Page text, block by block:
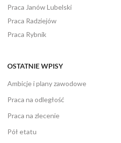
Praca Janów Lubelski
Praca Radziejów
Praca Rybnik
OSTATNIE WPISY
Ambicje i plany zawodowe
Praca na odległość
Praca na zlecenie
Pół etatu